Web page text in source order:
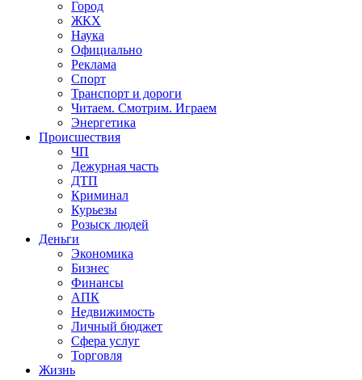
Город
ЖКХ
Наука
Официально
Реклама
Спорт
Транспорт и дороги
Читаем. Смотрим. Играем
Энергетика
Происшествия
ЧП
Дежурная часть
ДТП
Криминал
Курьезы
Розыск людей
Деньги
Экономика
Бизнес
Финансы
АПК
Недвижимость
Личный бюджет
Сфера услуг
Торговля
Жизнь